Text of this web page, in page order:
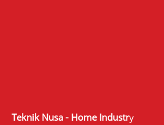
Teknik Nusa - Home Industry